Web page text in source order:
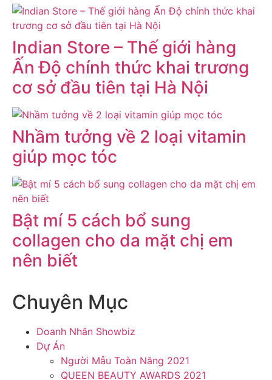
Indian Store – Thế giới hàng
Ấn Độ chính thức khai trương
cơ sở đầu tiên tại Hà Nội
Nhầm tưởng về 2 loại vitamin
giúp mọc tóc
Bật mí 5 cách bổ sung
collagen cho da mặt chị em
nên biết
Chuyên Mục
Doanh Nhân Showbiz
Dự Án
Người Mẫu Toàn Năng 2021
QUEEN BEAUTY AWARDS 2021